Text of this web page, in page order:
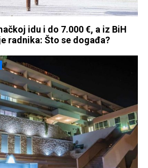
idu i do 7.000 €, a iz BiH
radnika: Što se događa?